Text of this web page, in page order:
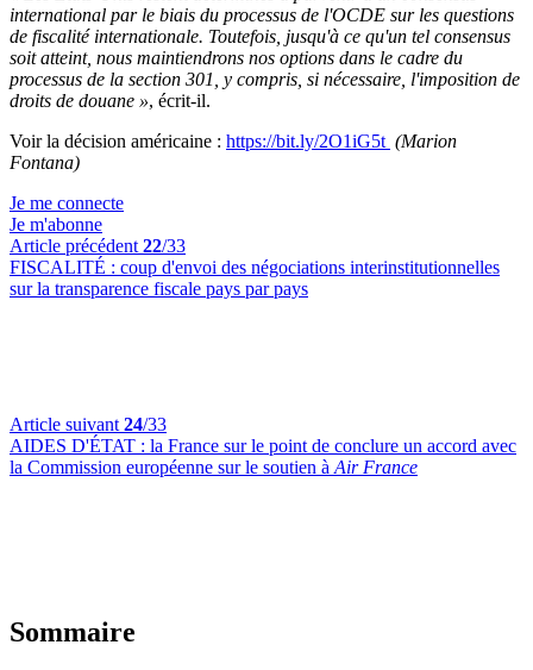
international par le biais du processus de l'OCDE sur les questions
de fiscalité internationale. Toutefois, jusqu'à ce qu'un tel consensus
soit atteint, nous maintiendrons nos options dans le cadre du
processus de la section 301, y compris, si nécessaire, l'imposition de
droits de douane », écrit-il.
Voir la décision américaine : https://bit.ly/2O1iG5t (Marion
Fontana)
Je me connecte
Je m'abonne
Article précédent 22/33
FISCALITÉ : coup d'envoi des négociations interinstitutionnelles
sur la transparence fiscale pays par pays
Article suivant 24/33
AIDES D'ÉTAT : la France sur le point de conclure un accord avec
la Commission européenne sur le soutien à Air France
Sommaire